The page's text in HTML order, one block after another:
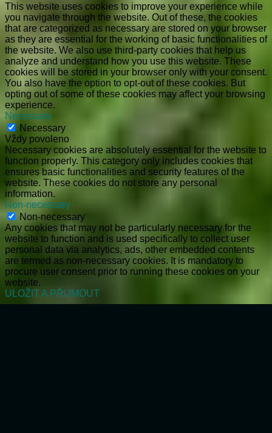
This website uses cookies to improve your experience while
you navigate through the website. Out of these, the cookies
that are categorized as necessary are stored on your browser
as they are essential for the working of basic functionalities of
the website. We also use third-party cookies that help us
analyze and understand how you use this website. These
cookies will be stored in your browser only with your consent.
You also have the option to opt-out of these cookies. But
opting out of some of these cookies may affect your browsing
experience.
Necessary
Necessary
Vždy povoleno
Necessary cookies are absolutely essential for the website to
function properly. This category only includes cookies that
ensures basic functionalities and security features of the
website. These cookies do not store any personal
information.
Non-necessary
Non-necessary
Any cookies that may not be particularly necessary for the
website to function and is used specifically to collect user
personal data via analytics, ads, other embedded contents
are termed as non-necessary cookies. It is mandatory to
procure user consent prior to running these cookies on your
website.
ULOŽIT A PŘIJMOUT